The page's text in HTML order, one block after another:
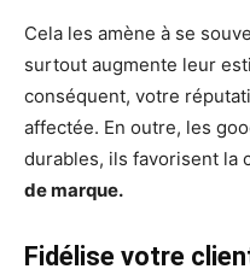
Cela les amène à se
surtout augmente leur
conséquent, votre
affectée. En outre, les
durables, ils favorisent la
de marque.
Fidélise votre